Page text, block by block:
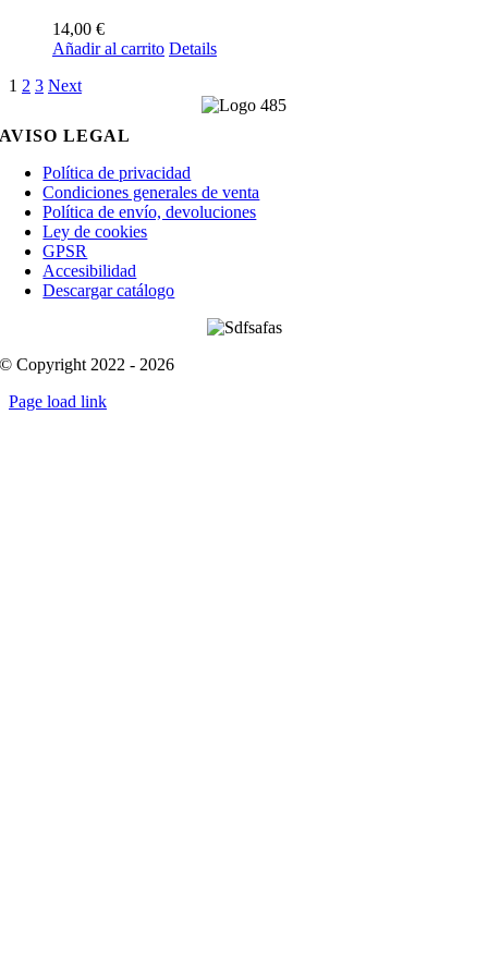
14,00 €
Añadir al carrito Details
1 2 3 Next
AVISO LEGAL
Política de privacidad
Condiciones generales de venta
Política de envío, devoluciones
Ley de cookies
GPSR
Accesibilidad
Descargar catálogo
© Copyright 2022 - 2026
Page load link